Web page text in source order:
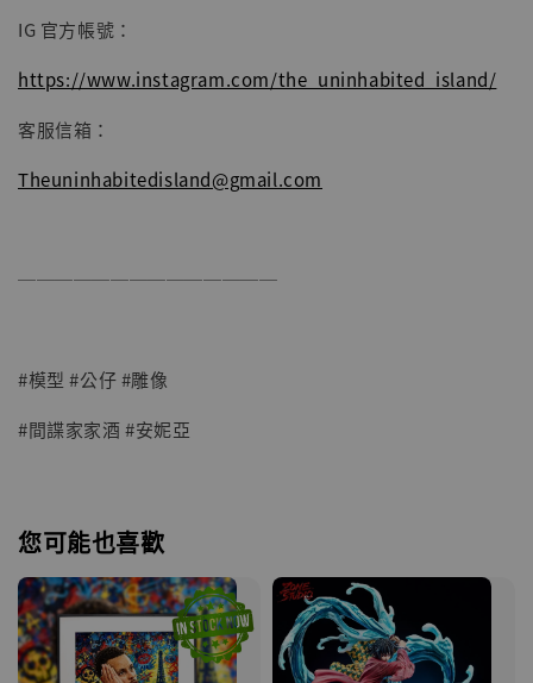
IG 官方帳號：
https://www.instagram.com/the_uninhabited_island/
客服信箱：
Theuninhabitedisland@gmail.com
──────────────
#模型 #公仔 #雕像
#間諜家家酒 #安妮亞
您可能也喜歡